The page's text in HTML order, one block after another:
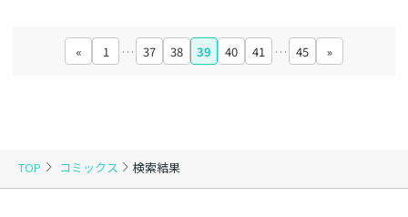
TOP コミックス 検索結果
« 1 … 37 38 39 40 41 … 45 »